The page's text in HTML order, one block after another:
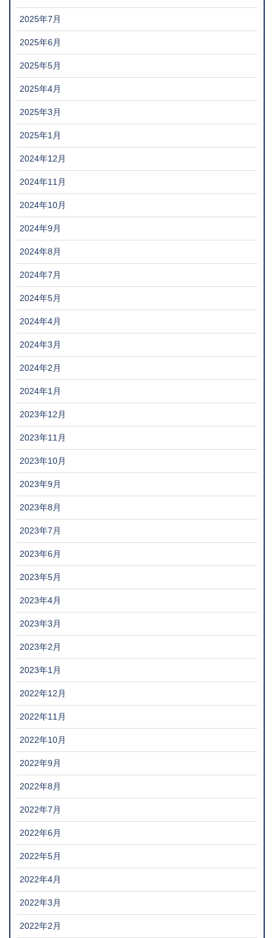
2025年7月
2025年6月
2025年5月
2025年4月
2025年3月
2025年1月
2024年12月
2024年11月
2024年10月
2024年9月
2024年8月
2024年7月
2024年5月
2024年4月
2024年3月
2024年2月
2024年1月
2023年12月
2023年11月
2023年10月
2023年9月
2023年8月
2023年7月
2023年6月
2023年5月
2023年4月
2023年3月
2023年2月
2023年1月
2022年12月
2022年11月
2022年10月
2022年9月
2022年8月
2022年7月
2022年6月
2022年5月
2022年4月
2022年3月
2022年2月